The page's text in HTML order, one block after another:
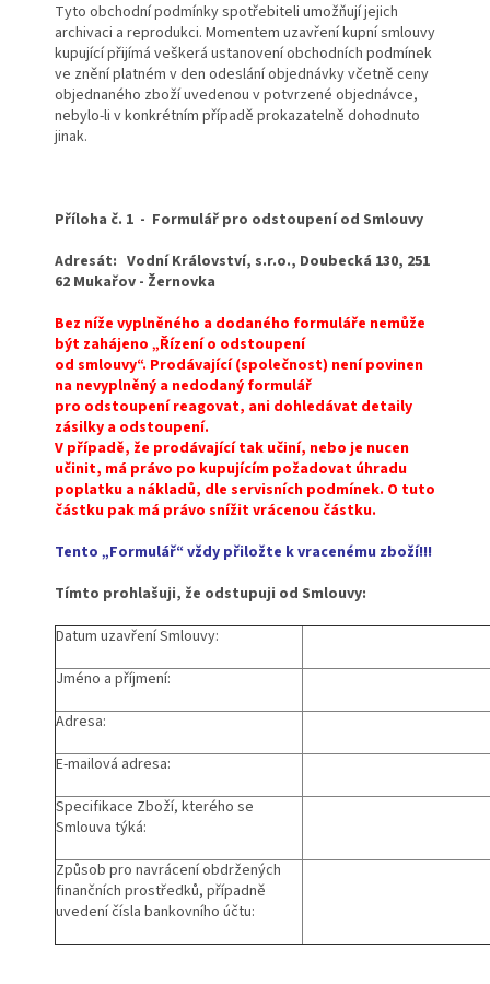
Tyto obchodní podmínky spotřebiteli umožňují jejich
archivaci a reprodukci. Momentem uzavření kupní smlouvy
kupující přijímá veškerá ustanovení obchodních podmínek
ve znění platném v den odeslání objednávky včetně ceny
objednaného zboží uvedenou v potvrzené objednávce,
nebylo-li v konkrétním případě prokazatelně dohodnuto
jinak.
Příloha č. 1 - Formulář pro odstoupení od Smlouvy
Adresát: Vodní Království, s.r.o., Doubecká 130, 251
62 Mukařov - Žernovka
Bez níže vyplněného a dodaného formuláře nemůže
být zahájeno „Řízení o odstoupení
od smlouvy“. Prodávající (společnost) není povinen
na nevyplněný a nedodaný formulář
pro odstoupení reagovat, ani dohledávat detaily
zásilky a odstoupení.
V případě, že prodávající tak učiní, nebo je nucen
učinit, má právo po kupujícím požadovat úhradu
poplatku a nákladů, dle servisních podmínek. O tuto
částku pak má právo snížit vrácenou částku.
Tento „Formulář“ vždy přiložte k vracenému zboží!!!
Tímto prohlašuji, že odstupuji od Smlouvy:
Datum uzavření Smlouvy:
Jméno a příjmení:
Adresa:
E-mailová adresa:
Specifikace Zboží, kterého se
Smlouva týká:
Způsob pro navrácení obdržených
finančních prostředků, případně
uvedení čísla bankovního účtu: